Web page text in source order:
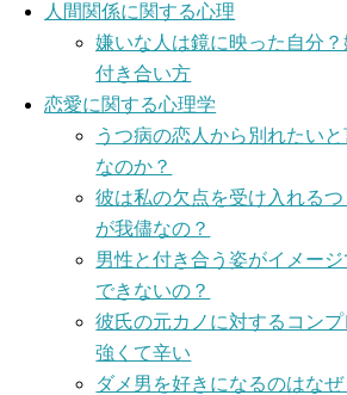
人間関係に関する心理
嫌いな人は鏡に映った自分
付き合い方
恋愛に関する心理学
うつ病の恋人から別れたい
なのか？
彼は私の欠点を受け入れる
が我儘なの？
男性と付き合う姿がイメー
できないの？
彼氏の元カノに対するコン
強くて辛い
ダメ男を好きになるのはな